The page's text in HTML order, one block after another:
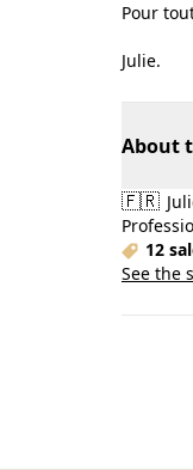
Pour
Julie.
About
🇫🇷
12
See the